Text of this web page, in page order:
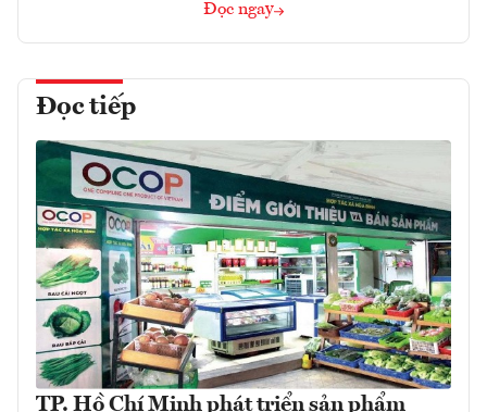
Đọc ngay
Đọc tiếp
TP. Hồ Chí Minh phát triển sản phẩm